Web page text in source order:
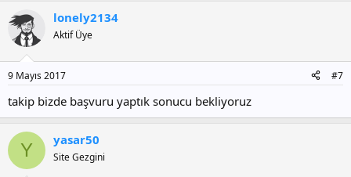
lonely2134
Aktif Üye
9 Mayıs 2017 #7
takip bizde başvuru yaptık sonucu bekliyoruz
Y yasar50
Site Gezgini